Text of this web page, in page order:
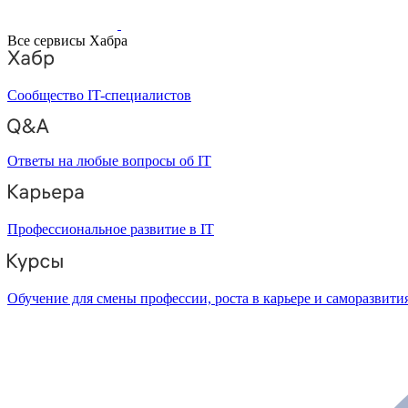
Все сервисы Хабра
Сообщество IT-специалистов
Ответы на любые вопросы об IT
Профессиональное развитие в IT
Обучение для смены профессии, роста в карьере и